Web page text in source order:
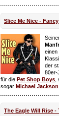
Slice Me Nice - Fancy
einen
der
80er-
für die Pet Shop Boys
sogar Michael Jackson
The Eagle Will Rise -